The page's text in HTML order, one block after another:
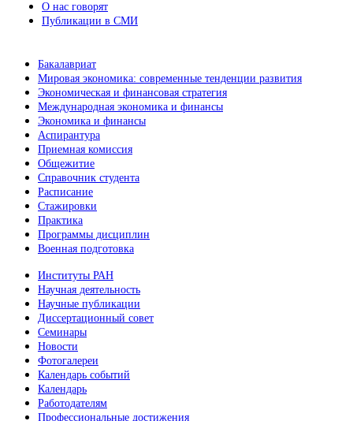
О нас говорят
Публикации в СМИ
Бакалавриат
Мировая экономика: современные тенденции развития
Экономическая и финансовая стратегия
Международная экономика и финансы
Экономика и финансы
Аспирантура
Приемная комиссия
Общежитие
Справочник студента
Расписание
Стажировки
Практика
Программы дисциплин
Военная подготовка
Институты РАН
Научная деятельность
Научные публикации
Диссертационный совет
Семинары
Новости
Фотогалереи
Календарь событий
Календарь
Работодателям
Профессиональные достижения